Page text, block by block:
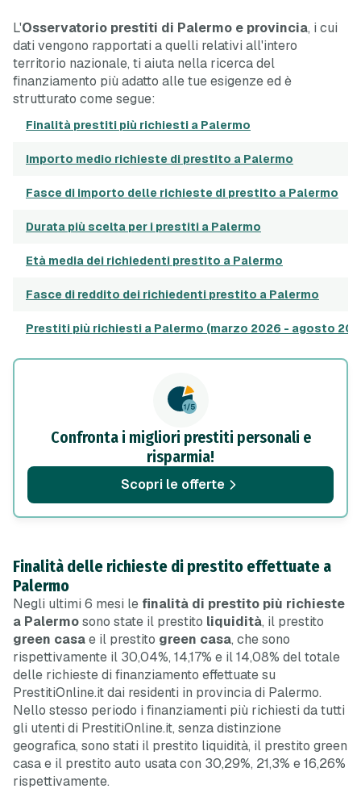
L'Osservatorio prestiti di Palermo e provincia, i cui
dati vengono rapportati a quelli relativi all'intero
territorio nazionale, ti aiuta nella ricerca del
finanziamento più adatto alle tue esigenze ed è
strutturato come segue:
Finalità prestiti più richiesti a Palermo
Importo medio richieste di prestito a Palermo
Fasce di importo delle richieste di prestito a Palermo
Durata più scelta per i prestiti a Palermo
Età media dei richiedenti prestito a Palermo
Fasce di reddito dei richiedenti prestito a Palermo
Prestiti più richiesti a Palermo (marzo 2026 - agosto
Confronta i migliori prestiti personali e
risparmia!
Scopri le offerte
Finalità delle richieste di prestito effettuate a
Palermo
Negli ultimi 6 mesi le finalità di prestito più richieste
a Palermosono state il prestito liquidità, il prestito
green casae il prestito green casa, che sono
rispettivamente il 30,04%, 14,17% e il 14,08% del totale
delle richieste di finanziamento effettuate su
PrestitiOnline.it dai residenti in provincia di Palermo.
Nello stesso periodo i finanziamenti più richiesti da tutti
gli utenti di PrestitiOnline.it, senza distinzione
geografica, sono stati il prestito liquidità, il prestito green
casa e il prestito auto usata con 30,29%, 21,3% e 16,26%
rispettivamente.